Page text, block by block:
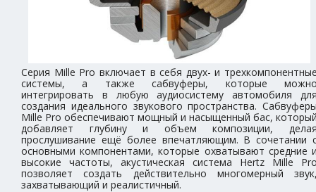
Серия Mille Pro включает в себя двух- и
системы, а также сабвуферы, которые
интегрировать в любую аудиосистему автомобиля
создания идеального звукового пространства.
Mille Pro обеспечивают мощный и насыщенный бас,
добавляет глубину и объем композиции,
прослушивание ещё более впечатляющим. В сочетании
основными компонентами, которые охватывают средние
высокие частоты, акустическая система Hertz Mille
позволяет создать действительно многомерный
захватывающий и реалистичный.